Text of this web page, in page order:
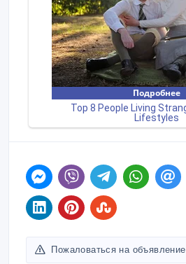
Пожаловаться на объявление